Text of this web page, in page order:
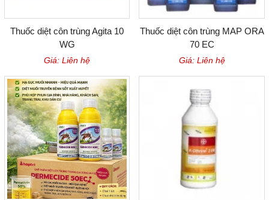
Thuốc diệt côn trùng Agita 10
WG
Giá: Liên hệ
Thuốc diệt côn trùng MAP ORA
70 EC
Giá: Liên hệ